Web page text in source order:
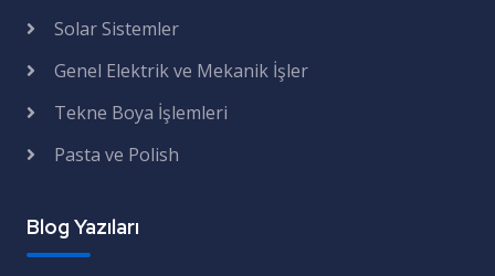
Solar Sistemler
Genel Elektrik ve Mekanik İşler
Tekne Boya İşlemleri
Pasta ve Polish
Blog Yazıları